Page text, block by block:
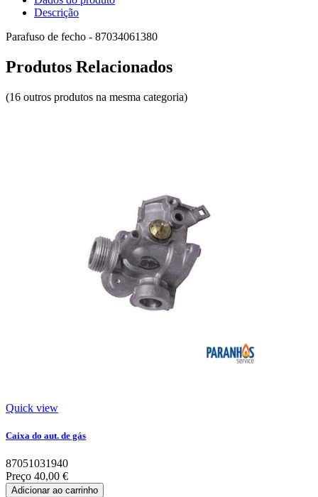
Descrição
Parafuso de fecho - 87034061380
Produtos Relacionados
(16 outros produtos na mesma categoria)
Quick view
Caixa do aut. de gás
87051031940
Preço 40,00 €
Adicionar ao carrinho